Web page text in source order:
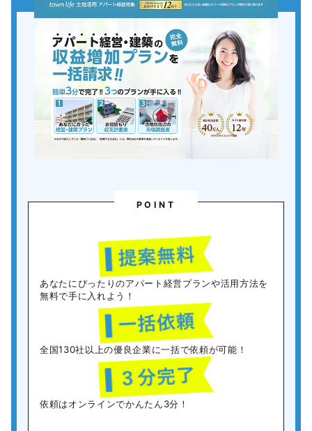
POINT
あなたにぴったりのアパート経営プランや活用方法を
無料で手に入れよう！
全国130社以上の優良企業に一括で依頼が可能！
依頼はオンラインでかんたん3分！